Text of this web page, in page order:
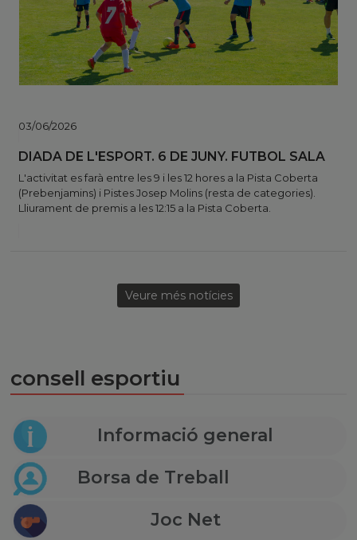
DIADA DE L'ESPORT. 6 DE JUNY. FUTBOL SALA
L'activitat es farà entre les 9 i les 12 hores a la Pista Coberta
(Prebenjamins) i Pistes Josep Molins (resta de categories).
Lliurament de premis a les 12:15 a la Pista Coberta.
03/06/2026
Veure més notícies
consell esportiu
Informació general
Borsa de Treball
Joc Net